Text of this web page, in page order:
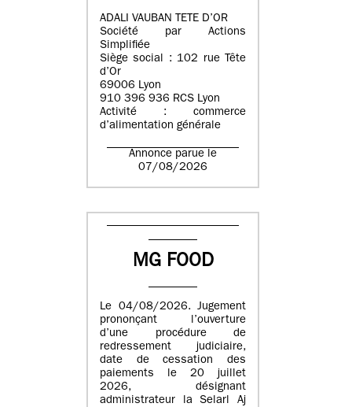
ADALI VAUBAN TETE D’OR
Société par Actions
Simplifiée
Siège social : 102 rue Tête
d’Or
69006 Lyon
910 396 936 RCS Lyon
Activité : commerce
d’alimentation générale
Annonce parue le
07/08/2026
MG FOOD
Le 04/08/2026. Jugement
prononçant l’ouverture
d’une procédure de
redressement judiciaire,
date de cessation des
paiements le 20 juillet
2026, désignant
administrateur la Selarl Aj